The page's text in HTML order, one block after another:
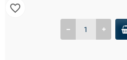
favorite_border